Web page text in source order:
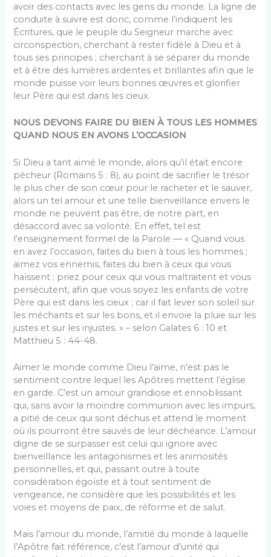
avoir des contacts avec les gens du monde. La ligne de
conduite à suivre est donc, comme l’indiquent les
Écritures, que le peuple du Seigneur marche avec
circonspection, cherchant à rester fidèle à Dieu et à
tous ses principes ; cherchant à se séparer du monde
et à être des lumières ardentes et brillantes afin que le
monde puisse voir leurs bonnes œuvres et glorifier
leur Père qui est dans les cieux.
NOUS DEVONS FAIRE DU BIEN À TOUS LES HOMMES
QUAND NOUS EN AVONS L’OCCASION
Si Dieu a tant aimé le monde, alors qu’il était encore
pécheur (Romains 5 : 8), au point de sacrifier le trésor
le plus cher de son cœur pour le racheter et le sauver,
alors un tel amour et une telle bienveillance envers le
monde ne peuvent pas être, de notre part, en
désaccord avec sa volonté. En effet, tel est
l’enseignement formel de la Parole ― « Quand vous
en avez l’occasion, faites du bien à tous les hommes ;
aimez vos ennemis, faites du bien à ceux qui vous
haïssent ; priez pour ceux qui vous maltraitent et vous
persécutent, afin que vous soyez les enfants de votre
Père qui est dans les cieux ; car il fait lever son soleil sur
les méchants et sur les bons, et il envoie la pluie sur les
justes et sur les injustes. » – selon Galates 6 : 10 et
Matthieu 5 : 44-48.
Aimer le monde comme Dieu l’aime, n’est pas le
sentiment contre lequel les Apôtres mettent l’église
en garde. C’est un amour grandiose et ennoblissant
qui, sans avoir la moindre communion avec les impurs,
a pitié de ceux qui sont déchus et attend le moment
où ils pourront être sauvés de leur déchéance. L’amour
digne de se surpasser est celui qui ignore avec
bienveillance les antagonismes et les animosités
personnelles, et qui, passant outre à toute
considération égoïste et à tout sentiment de
vengeance, ne considère que les possibilités et les
voies et moyens de paix, de réforme et de salut.
Mais l’amour du monde, l’amitié du monde à laquelle
l’Apôtre fait référence, c’est l’amour d’unité qui